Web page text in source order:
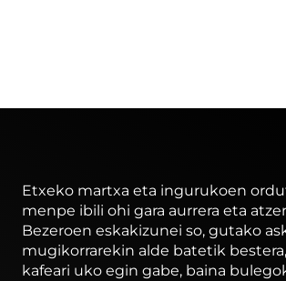
Etxeko martxa eta ingurukoen
menpe ibili ohi gara aurrera eta
Bezeroen eskakizunei so, gutako
mugikorrarekin alde batetik
kafeari uko egin gabe, baina